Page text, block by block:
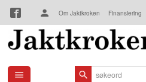
Gå
innholdet
Om Jaktkroken Finansiering
Kjøpsbetingelser Kontakt oss